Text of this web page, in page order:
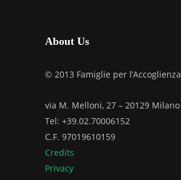
About Us
© 2013 Famiglie per l’Accoglienza
via M. Melloni, 27 – 20129 Milano
Tel: +39.02.70006152
C.F. 97019610159
Credits
Privacy